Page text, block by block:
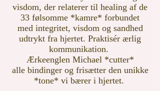
visdom, der relaterer til healing af de
33 følsomme *kamre* forbundet
med integritet, visdom og sandhed
udtrykt fra hjertet. Praktisér ærlig
kommunikation.
Ærkeenglen Michael *cutter*
allebindinger og frisætter den unikke
*tone* vi bærer i hjertet.